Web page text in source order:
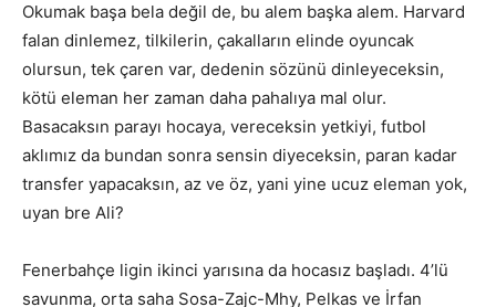
Okumak başa bela değil de, bu alem başka alem. Harvard
falan dinlemez, tilkilerin, çakalların elinde oyuncak
olursun, tek çaren var, dedenin sözünü dinleyeceksin,
kötü eleman her zaman daha pahalıya mal olur.
Basacaksın parayı hocaya, vereceksin yetkiyi, futbol
aklımız da bundan sonra sensin diyeceksin, paran kadar
transfer yapacaksın, az ve öz, yani yine ucuz eleman yok,
uyan bre Ali?
Fenerbahçe ligin ikinci yarısına da hocasız başladı. 4’lü
savunma, orta saha Sosa-Zajc-Mhy, Pelkas ve İrfan